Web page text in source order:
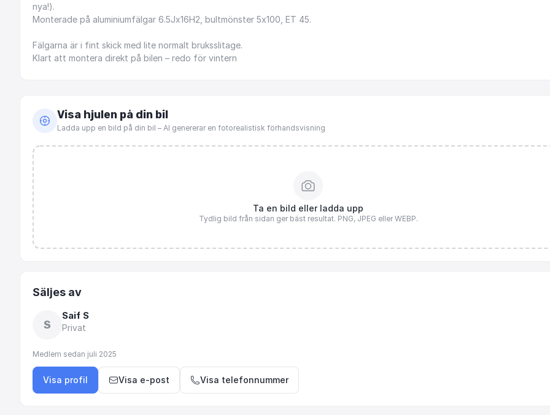
nya!).
Monterade på aluminiumfälgar 6.5Jx16H2, bultmönster 5x100, ET 45.
Fälgarna är i fint skick med lite normalt bruksslitage.
Klart att montera direkt på bilen – redo för vintern
Visa hjulen på din bil
Ladda upp en bild på din bil – AI genererar en fotorealistisk förhandsvisning
Ta en bild eller ladda upp
Tydlig bild från sidan ger bäst resultat. PNG, JPEG eller WEBP.
Säljes av
S
Saif S
Privat
Medlem sedan juli 2025
Visa profil Visa e-post Visa telefonnummer